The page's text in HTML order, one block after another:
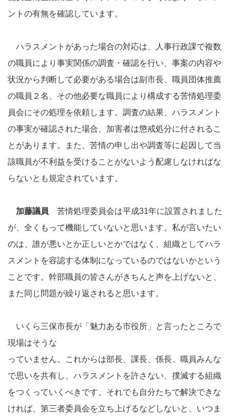
ントの有無を確認しています。
ハラスメントがあった場合の対応は、人事行政課で複数
の職員により事実関係の調査・確認を行い、事案の内容や
状況から判断して必要がある場合は副市長、職員団体推薦
の職員２名、その他必要な職員により構成する苦情処理委
員会にその処理を依頼します。調査の結果、ハラスメント
の事実が確認された場合、加害者は懲戒処分に付されるこ
とがあります。また、苦情の申し出や調査等に起因して当
該職員が不利益を受けることがないよう配慮しなければな
らないとも規定されています。
加藤議員 苦情処理委員会は平成31年に設置されました
が、全くもって機能していないと思います。私が言いたい
のは、誰が悪いとか正しいとかではなく、組織としてハラ
スメントを容認する体制になっているのではないかという
ことです。幹部職員の皆さんがきちんと声を上げないと、
また同じ問題が繰り返されると思います。
いくら三保市長が「魅力ある市役所」と言ったところで
現場はそうな
っていません。これからは部長、課長、係長、職員みんな
で思いを共有し、ハラスメントを許さない、撲滅する組織
をつくっていくべきです。それでも自分たちで解決できな
ければ、第三者委員会を立ち上げるなどしないと、いつま